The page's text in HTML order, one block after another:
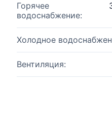
Горячее
водоснабжение:
Холодное
Вентиляция: